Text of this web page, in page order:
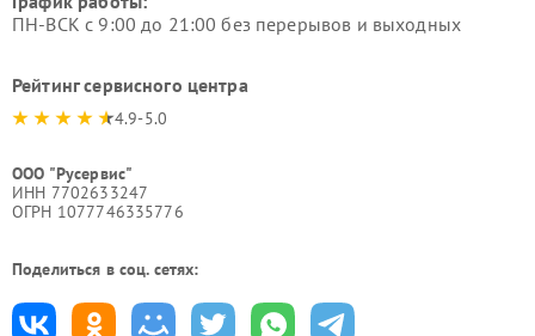
ПН-ВСК с 9:00 до 21:00 без перерывов и выходных
Рейтинг сервисного центра
4.9-5.0
ООО "Русервис"
ИНН 7702633247
ОГРН 1077746335776
Поделиться в соц. сетях: